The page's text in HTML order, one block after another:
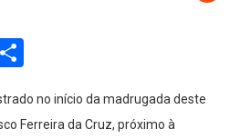
no início da madrugada deste
Ferreira da Cruz, próximo à